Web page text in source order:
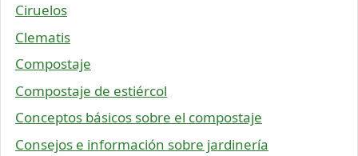
Ciruelos
Clematis
Compostaje
Compostaje de estiércol
Conceptos básicos sobre el compostaje
Consejos e información sobre jardinería